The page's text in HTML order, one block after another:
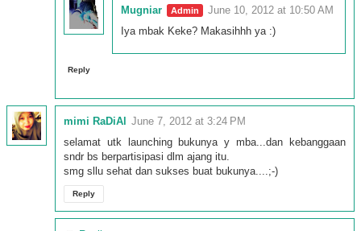
Mugniar
June 10, 2012 at 10:50 AM
Iya mbak Keke? Makasihhh ya :)
Reply
mimi RaDiAl
June 7, 2012 at 3:24 PM
selamat utk launching bukunya y mba...dan kebanggaan
sndr bs berpartisipasi dlm ajang itu.
smg sllu sehat dan sukses buat bukunya....;-)
Reply